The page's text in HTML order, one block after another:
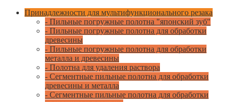
Принадлежности для мультифункционального резака
- Пильные погружные полотна "японский зуб"
- Пильные погружные полотна для обработки
древесины
- Пильные погружные полотна для обработки
металла и древесины
- Полотна для удаления раствора
- Сегментные пильные полотна для обработки
древесины и металла
- Сегментные пильные полотна для обработки